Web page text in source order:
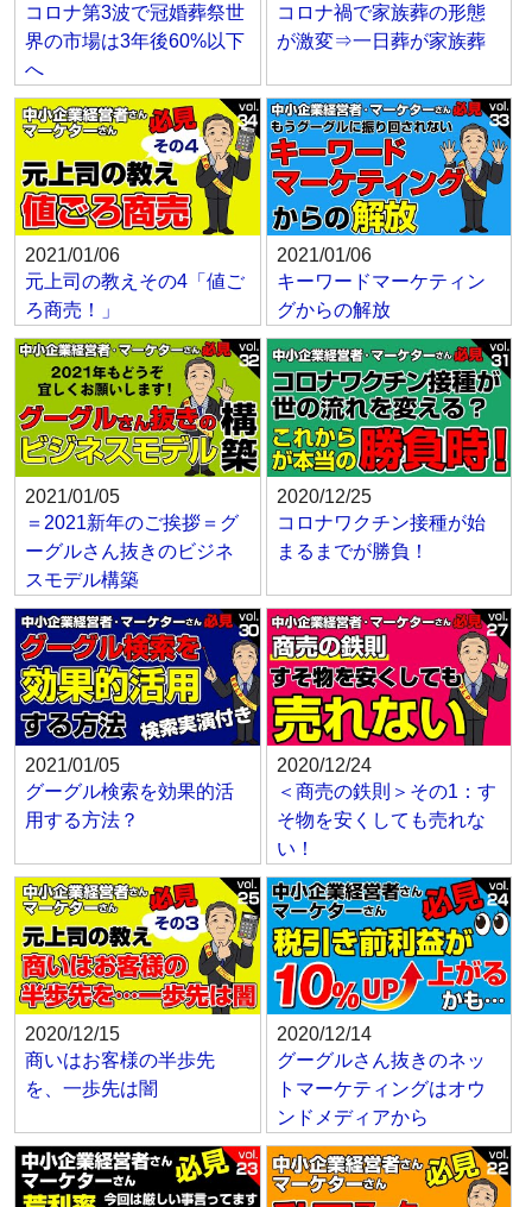
コロナ第3波で冠婚葬祭世
界の市場は3年後60%以下
へ
コロナ禍で家族葬の形態
が激変⇒一日葬が家族葬
2021/01/06
元上司の教えその4「値ご
ろ商売！」
2021/01/06
キーワードマーケティン
グからの解放
2021/01/05
＝2021新年のご挨拶＝グ
ーグルさん抜きのビジネ
スモデル構築
2020/12/25
コロナワクチン接種が始
まるまでが勝負！
2021/01/05
グーグル検索を効果的活
用する方法？
2020/12/24
＜商売の鉄則＞その1：す
そ物を安くしても売れな
い！
2020/12/15
商いはお客様の半歩先
を、一歩先は闇
2020/12/14
グーグルさん抜きのネッ
トマーケティングはオウ
ンドメディアから